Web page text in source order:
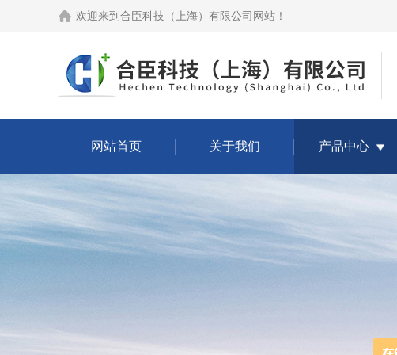
欢迎来到 合臣科技（上海）有限公司网站 ！
网站首页 关于我们 产品中心